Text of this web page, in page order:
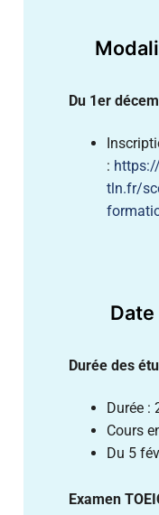
Du 1er
:
tln.fr/
Durée des
Durée :
Cours
Du 5
Examen